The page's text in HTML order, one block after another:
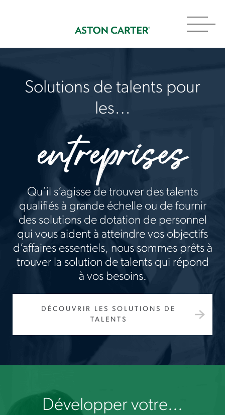
Solutions de talents pour
les…
entreprises
Qu’il s’agisse de trouver des talents
qualifiés à grande échelle ou de fournir
des solutions de dotation de personnel
qui vous aident à atteindre vos objectifs
d’affaires essentiels, nous sommes prêts à
trouver la solution de talents qui répond
à vos besoins.
DÉCOUVRIR LES SOLUTIONS DE
TALENTS
Développer votre...